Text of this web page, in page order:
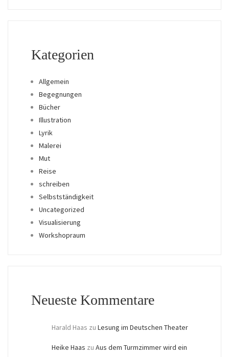
Kategorien
Allgemein
Begegnungen
Bücher
Illustration
Lyrik
Malerei
Mut
Reise
schreiben
Selbstständigkeit
Uncategorized
Visualisierung
Workshopraum
Neueste Kommentare
Harald Haas zu Lesung im Deutschen Theater
Heike Haas zu Aus dem Turmzimmer wird ein